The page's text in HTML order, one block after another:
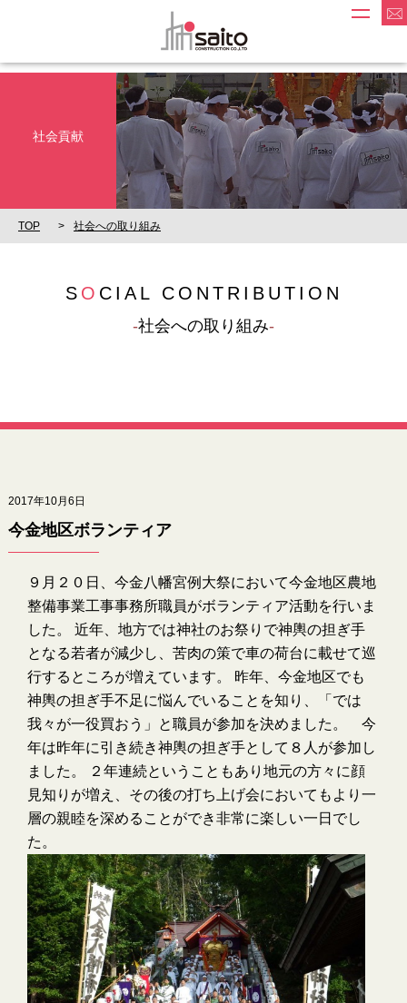
社会貢献
TOP 社会への取り組み
S O CIAL CONTRIBUTION
社会への取り組み
2017年10月6日
今金地区ボランティア
９月２０日、今金八幡宮例大祭において今金地区農地
整備事業工事事務所職員がボランティア活動を行いま
した。 近年、地方では神社のお祭りで神輿の担ぎ手
となる若者が減少し、苦肉の策で車の荷台に載せて巡
行するところが増えています。 昨年、今金地区でも
神輿の担ぎ手不足に悩んでいることを知り、「では
我々が一役買おう」と職員が参加を決めました。 今
年は昨年に引き続き神輿の担ぎ手として８人が参加し
ました。 ２年連続ということもあり地元の方々に顔
見知りが増え、その後の打ち上げ会においてもより一
層の親睦を深めることができ非常に楽しい一日でし
た。